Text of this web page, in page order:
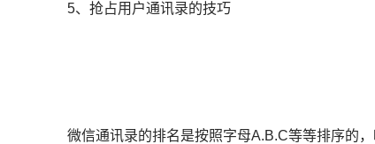
5、抢占用户通讯录的技巧
微信通讯录的排名是按照字母A.B.C等等排序的，